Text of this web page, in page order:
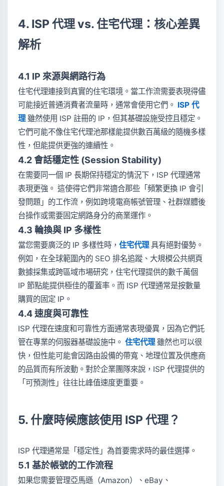
4. ISP 代理 vs. 住宅代理：核心差異
解析
4.1 IP 來源與網路行為
住宅代理連接到真實的住宅環境。當工作流需要表現得儘
可能接近普通消費者流量時，通常會使用它們。 ISP 代
理雖然使用 ISP 註冊的 IP，但其基礎設施受控且穩定。
它們可能不像住宅代理池那樣能提供數百萬級的隨機多樣
性，但能提供更強的連續性。
4.2 會話穩定性 (Session Stability)
在需要同一個 IP 長期保持穩定的情況下，ISP 代理通常
表現更強。 這使得它們非常適合那些「頻繁更換 IP 會引
發問題」的工作流，例如跨境電商帳號管理、社群媒體後
台操作或需要固定網路身分的商業運作。
4.3 輪換與 IP 多樣性
當您需要廣泛的 IP 多樣性時， 住宅代理具有絕對優勢。
例如，在全球範圍內的 SEO 排名追蹤、大規模公共網頁
數據採集或跨區域市場研究，住宅代理提供的數千萬個
IP 節點能提供極佳的覆蓋率。而 ISP 代理通常是按數量
購買的固定 IP。
4.4 速度與可靠性
ISP 代理在速度和可靠性方面通常表現優異，因為它們託
管在專業的伺服器基礎設施中。 住宅代理雖然也可以很
快，但性能可能會因路由設備的帶寬、地理位置及供應商
的品質而有所波動。對於企業團隊來說，ISP 代理提供的
「可預測性」往往比峰值速度更重要。
5. 什麼時候應該使用 ISP 代理？
ISP 代理通常是「穩定性」為首要需求時的最佳選擇。
5.1 基於帳號的工作流程
如果您需要管理亞馬遜（Amazon）、eBay、